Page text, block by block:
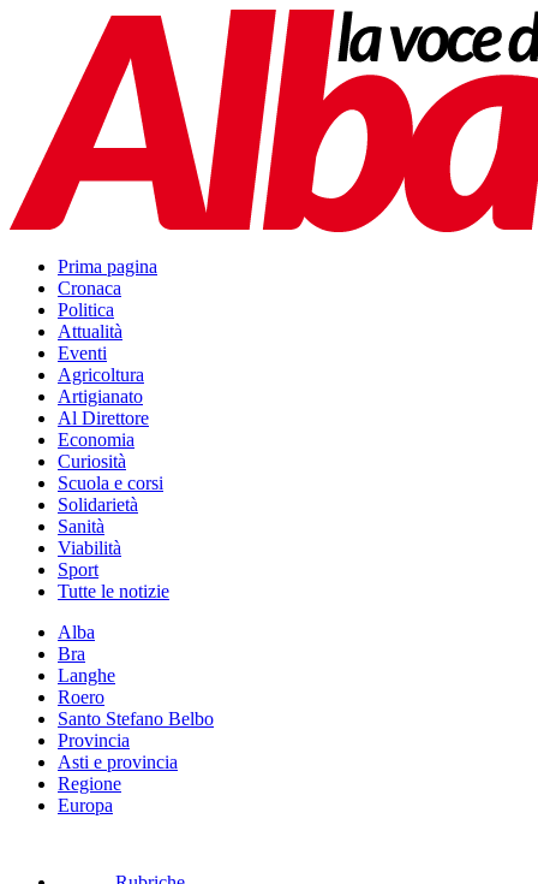
Prima pagina
Cronaca
Politica
Attualità
Eventi
Agricoltura
Artigianato
Al Direttore
Economia
Curiosità
Scuola e corsi
Solidarietà
Sanità
Viabilità
Sport
Tutte le notizie
Alba
Bra
Langhe
Roero
Santo Stefano Belbo
Provincia
Asti e provincia
Regione
Europa